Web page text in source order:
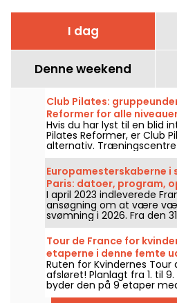
I dag
Denne weekend
Club Pilates:
Reformer for alle
Hvis du har lyst til en blid
Pilates Reformer, er Club
alternativ.
steder i hovedstaden,
niveauer og aldre.
Europamesterskaberne i
Paris: datoer, program,
konkurrencen
I april 2023 indleverede
ansøgning om at være
svømning i 2026. Fra den
august står Det
klar til at heppe på vores
alt, hvad du behøver at
konkurrencerne og
Tour de France for
etaperne i denne femte
Ruten for Kvindernes Tour
afsløret! Planlagt fra 1. til
byder den på 9 etaper
og mål i Nice. Se, hvad